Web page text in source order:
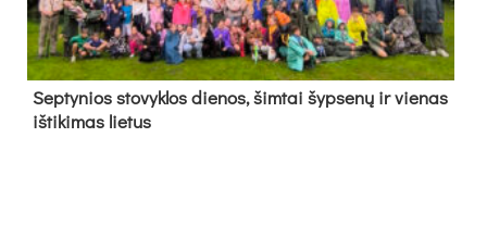
Sep­ty­nios sto­vyk­los die­nos, šim­tai šyp­se­nų ir vie­nas
iš­ti­ki­mas lie­tus